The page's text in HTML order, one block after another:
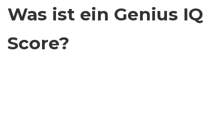
Was ist ein Genius IQ
Score?